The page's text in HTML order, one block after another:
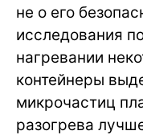
не о его
исследования
нагревании
контейнеры
микрочастиц
разогрева